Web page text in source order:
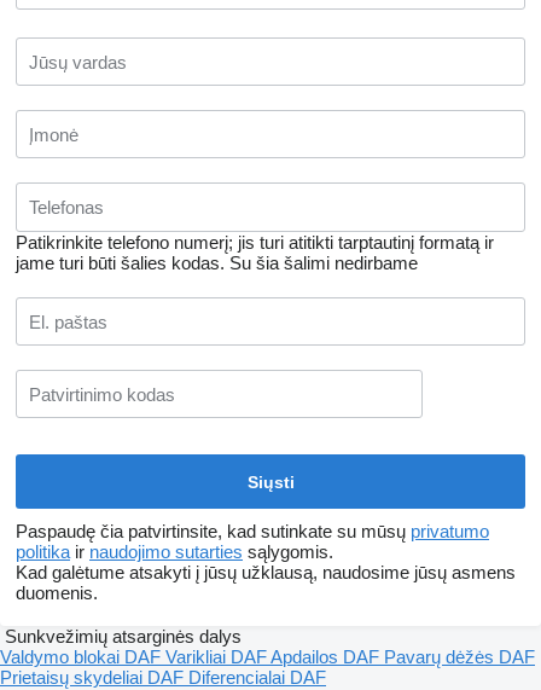
Patikrinkite telefono numerį; jis turi atitikti tarptautinį formatą ir
jame turi būti šalies kodas. Su šia šalimi nedirbame
Paspaudę čia patvirtinsite, kad sutinkate su mūsų privatumo
politika ir naudojimo sutarties sąlygomis.
Kad galėtume atsakyti į jūsų užklausą, naudosime jūsų asmens
duomenis.
Sunkvežimių atsarginės dalys
Valdymo blokai DAF Varikliai DAFApdailos DAF Pavarų dėžės DAF
Prietaisų skydeliai DAF Diferencialai DAF